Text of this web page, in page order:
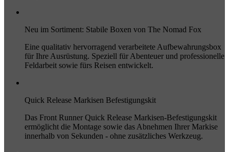
Neu im Sortiment: Stabile Boxen von The Nomad Fox
Eine qualitativ hervorragend verarbeitete Aufbewahrungsbox
für Ihre Ausrüstung. Speziell für Abenteuer und professionelle
Feldarbeit sowie fürs Reisen entwickelt.
Quick Release Markisen Befestigungskit
Das Front Runner Quick Release Markisen-Befestigungskit
ermöglicht die Montage sowie das Abnehmen Ihrer Markise
innerhalb von Sekunden - ohne zusätzliches Werkzeug.